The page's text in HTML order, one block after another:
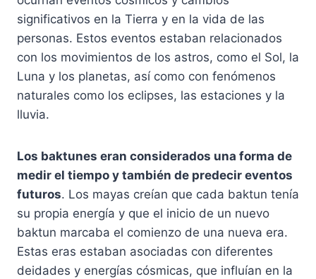
significativos en la Tierra y en la vida de las
personas. Estos eventos estaban relacionados
con los movimientos de los astros, como el Sol, la
Luna y los planetas, así como con fenómenos
naturales como los eclipses, las estaciones y la
lluvia.
Los baktunes eran considerados una forma de
medir el tiempo y también de predecir eventos
futuros. Los mayas creían que cada baktun tenía
su propia energía y que el inicio de un nuevo
baktun marcaba el comienzo de una nueva era.
Estas eras estaban asociadas con diferentes
deidades y energías cósmicas, que influían en la